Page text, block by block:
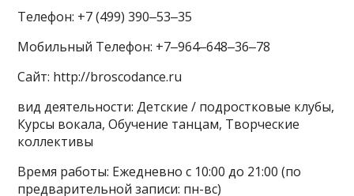
Телефон: +7 (499) 390‒53‒35
Мобильный Телефон: +7‒964‒648‒36‒78
Сайт: http://broscodance.ru
вид деятельности: Детские / подростковые клубы,
Курсы вокала, Обучение танцам, Творческие
коллективы
Время работы: Ежедневно с 10:00 до 21:00 (по
предварительной записи: пн-вс)